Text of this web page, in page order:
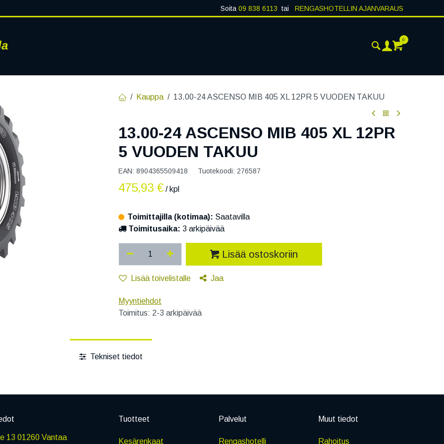
Soita 09 838 6113 tai RENGASHOTELLIN AJANVARAUS
RENKAAT
0
Kauppa 13.00-24 ASCENSO MIB 405 XL 12PR 5 VUODEN TAKUU
13.00-24 ASCENSO MIB 405 XL 12PR
5 VUODEN TAKUU
EAN: 8904365509418 Tuotekoodi: 276587
475,93 € / kpl
Toimittajilla (kotimaa): Saatavilla
Toimitusaika: 3 arkipäivää
Lisää ostoskoriin
Lisää toivelistalle Jaa
Myyntiehdot
Toimitus: 2-3 arkipäivää
Tekniset tiedot
13 01260 Vantaa
Tuotteet
Kesärenkaat
Palvelut
Rengashotelli
Muut tiedot
Rahoitus